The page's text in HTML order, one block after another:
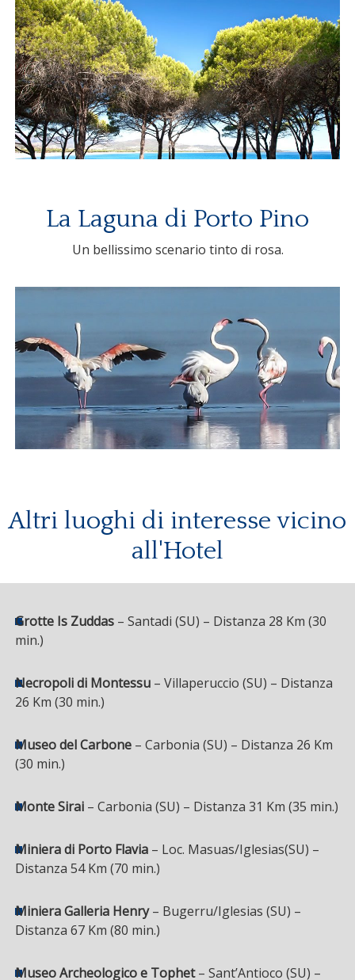
La Laguna di Porto Pino
Un bellissimo scenario tinto di rosa.
Altri luoghi di interesse vicino
all'Hotel
Grotte Is Zuddas – Santadi (SU) – Distanza 28 Km (30
min.)
Necropoli di Montessu – Villaperuccio (SU) – Distanza
26 Km (30 min.)
Museo del Carbone – Carbonia (SU) – Distanza 26 Km
(30 min.)
Monte Sirai – Carbonia (SU) – Distanza 31 Km (35 min.)
Miniera di Porto Flavia – Loc. Masuas/Iglesias(SU) –
Distanza 54 Km (70 min.)
Miniera Galleria Henry– Bugerru/Iglesias (SU) –
Distanza 67 Km (80 min.)
Museo Archeologico e Tophet– Sant’Antioco (SU) –